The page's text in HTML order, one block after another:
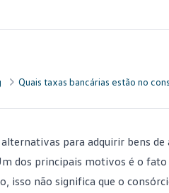
Quais taxas bancárias estão no
para adquirir bens
dos principais motivos é o
isso não significa que o